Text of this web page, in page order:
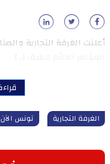
أعلنت الغرفة التجارية
الغرفة التجارية تونس الآن